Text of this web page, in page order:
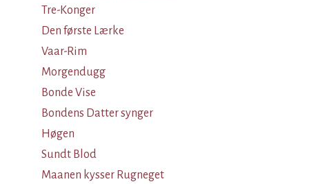
Tre-Konger
Den første Lærke
Vaar-Rim
Morgendugg
Bonde Vise
Bondens Datter synger
Høgen
Sundt Blod
Maanen kysser Rugneget